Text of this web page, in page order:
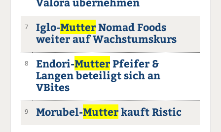
7 Iglo-MutterNomad Foods
weiter auf Wachstumskurs
8 Endori-MutterPfeifer &
Langen beteiligt sich an
VBites
9 Morubel-Mutterkauft Ristic